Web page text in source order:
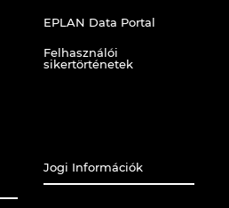
EPLAN Data Portal
Felhasználói
sikertörténetek
Jogi Információk